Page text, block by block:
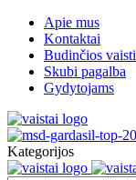
Apie mus
Kontaktai
Budinčios
Skubi pagalba
Gydytojams
Kategorijos